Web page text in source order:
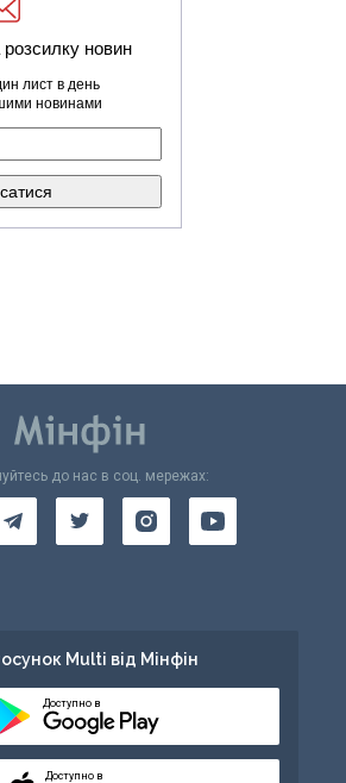
розсилку новин
лист в день
новинами
до нас в соц. мережах:
Multi від Мінфін
Доступно в
Доступно в